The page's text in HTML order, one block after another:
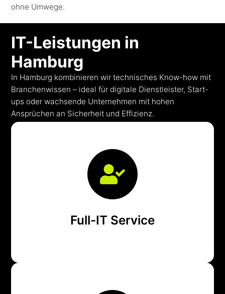
ohne Umwege.
IT-Leistungen in
Hamburg
In Hamburg kombinieren wir technisches Know-how mit
Branchenwissen – ideal für digitale Dienstleister, Start-
ups oder wachsende Unternehmen mit hohen
Ansprüchen an Sicherheit und Effizienz.
Full-IT Service
– lokal betreut, zentral gemanagt. Wir kümmern uns
um Ihre gesamte IT-Landschaft, skalierbar und
wartbar.